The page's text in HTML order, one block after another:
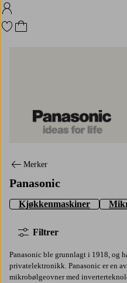
Logg på Homeroom
Gå til favorittmerkede
Gå til handlekurven
Merker
Panasonic
Kjøkkenmaskiner
Filtrer
Panasonic ble grunnlagt i 1918, og
privatelektronikk. Panasonic er en
mikrobølgeovner med